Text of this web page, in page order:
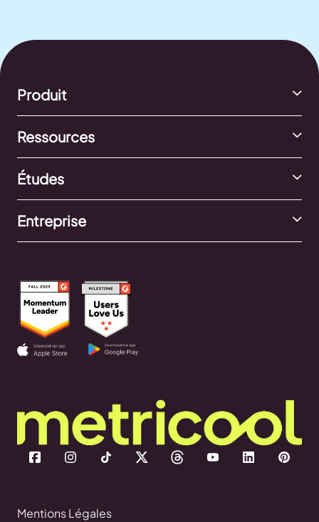
Produit
Ressources
Études
Entreprise
Mentions Légales